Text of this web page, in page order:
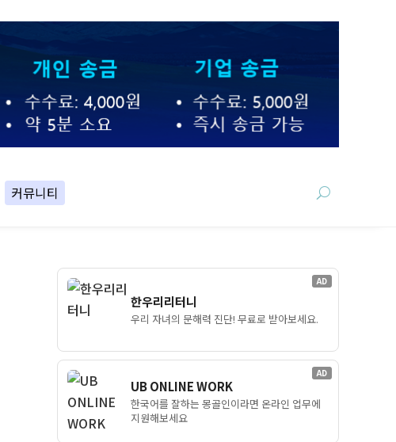
커뮤니티
AD
한우리리터니
우리 자녀의 문해력 진단! 무료로 받아보세요.
AD
UB ONLINE WORK
한국어를 잘하는 몽골인이라면 온라인 업무에
지원해보세요